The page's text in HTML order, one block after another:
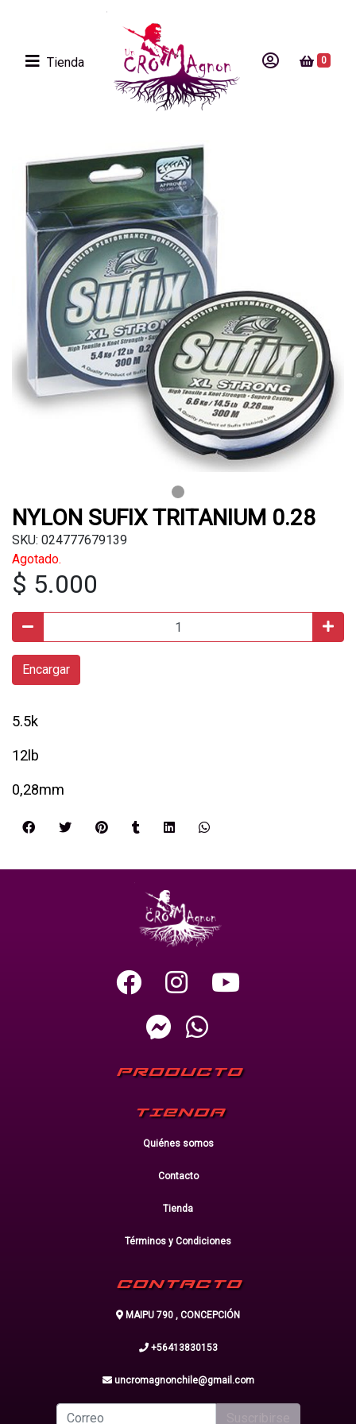
Tienda 0
NYLON SUFIX TRITANIUM 0.28
SKU: 024777679139
Agotado.
$ 5.000
Encargar
5.5k
12lb
0,28mm
PRODUCTO
TIENDA
Quiénes somos
Contacto
Tienda
Términos y Condiciones
CONTACTO
MAIPU 790 , CONCEPCIÓN
+56413830153
uncromagnonchile@gmail.com